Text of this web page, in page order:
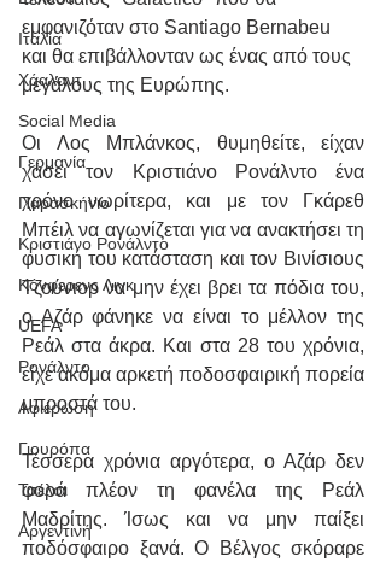
Ιταλία
Χάαλαντ
Social Media
Γερμανία
Παρασκήνιο
Κριστιάνο Ρονάλντο
Κόνφερενς Λιγκ
UEFA
Ρονάλντο
Αφιέρωση
Γιουρόπα
Τσέλσι
Αργεντινή
εμφανιζόταν στο Santiago Bernabeu
και θα επιβάλλονταν ως ένας από τους
μεγάλους της Ευρώπης.
Οι Λος Μπλάνκος, θυμηθείτε, είχαν
χάσει τον Κριστιάνο Ρονάλντο ένα
χρόνο νωρίτερα, και με τον Γκάρεθ
Μπέιλ να αγωνίζεται για να ανακτήσει τη
φυσική του κατάσταση και τον Βινίσιους
Τζούνιορ να μην έχει βρει τα πόδια του,
ο Αζάρ φάνηκε να είναι το μέλλον της
Ρεάλ στα άκρα. Και στα 28 του χρόνια,
είχε ακόμα αρκετή ποδοσφαιρική πορεία
μπροστά του.
Τέσσερα χρόνια αργότερα, ο Αζάρ δεν
φορά πλέον τη φανέλα της Ρεάλ
Μαδρίτης. Ίσως και να μην παίξει
ποδόσφαιρο ξανά. Ο Βέλγος σκόραρε